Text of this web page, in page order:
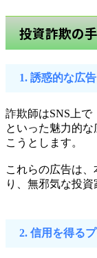
投資詐欺の
1. 誘惑的な広告
詐欺師はSNS上で
といった魅力的な
こうとします。
これらの広告は
り、無邪気な投資
2. 信用を得る